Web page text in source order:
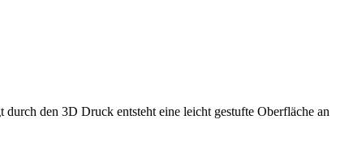
den 3D Druck entsteht eine leicht gestufte Oberfläche an